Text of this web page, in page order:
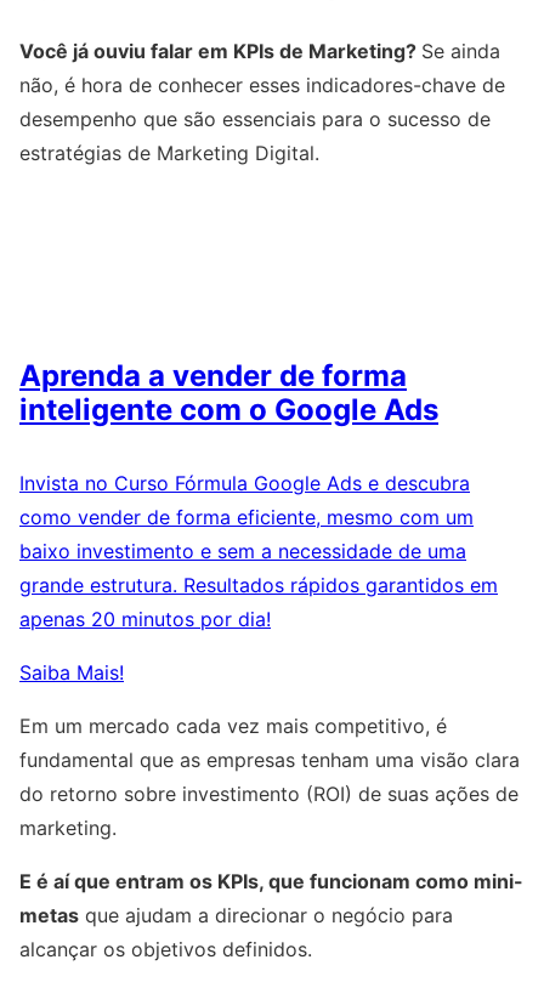
Você já ouviu falar em KPIs de Marketing? Se ainda
não, é hora de conhecer esses indicadores-chave de
desempenho que são essenciais para o sucesso de
estratégias de Marketing Digital.
Aprenda a vender de forma
inteligente com o Google Ads
Invista no Curso Fórmula Google Ads e descubra
como vender de forma eficiente, mesmo com um
baixo investimento e sem a necessidade de uma
grande estrutura. Resultados rápidos garantidos em
apenas 20 minutos por dia!
Saiba Mais!
Em um mercado cada vez mais competitivo, é
fundamental que as empresas tenham uma visão clara
do retorno sobre investimento (ROI) de suas ações de
marketing.
E é aí que entram os KPIs, que funcionam como mini-
metas que ajudam a direcionar o negócio para
alcançar os objetivos definidos.